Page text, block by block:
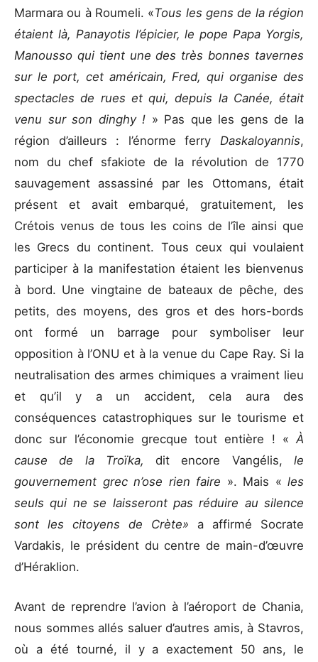
Marmara ou à Roumeli. «Tous les gens de la région
étaient là, Panayotis l’épicier, le pope Papa Yorgis,
Manousso qui tient une des très bonnes tavernes
sur le port, cet américain, Fred, qui organise des
spectacles de rues et qui, depuis la Canée, était
venu sur son dinghy ! » Pas que les gens de la
région d’ailleurs : l’énorme ferry Daskaloyannis,
nom du chef sfakiote de la révolution de 1770
sauvagement assassiné par les Ottomans, était
présent et avait embarqué, gratuitement, les
Crétois venus de tous les coins de l’île ainsi que
les Grecs du continent. Tous ceux qui voulaient
participer à la manifestation étaient les bienvenus
à bord. Une vingtaine de bateaux de pêche, des
petits, des moyens, des gros et des hors-bords
ont formé un barrage pour symboliser leur
opposition à l’ONU et à la venue du Cape Ray. Si la
neutralisation des armes chimiques a vraiment lieu
et qu’il y a un accident, cela aura des
conséquences catastrophiques sur le tourisme et
donc sur l’économie grecque tout entière ! «À
cause de la Troïka,dit encore Vangélis,le
gouvernement grec n’ose rien faire ». Mais « les
seuls qui ne se laisseront pas réduire au silence
sont les citoyens de Crète» a affirmé Socrate
Vardakis, le président du centre de main-d’œuvre
d’Héraklion.
Avant de reprendre l’avion à l’aéroport de Chania,
nous sommes allés saluer d’autres amis, à Stavros,
où a été tourné, il y a exactement 50 ans, le